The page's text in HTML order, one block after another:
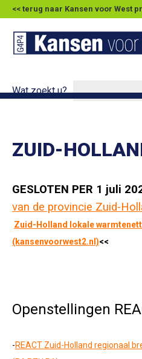
<< terug naar Kansen voor West
Wat zoekt u?
ZUID-
GESLOTEN PER 1 juli
van de provincie Zuid-
Zuid-Holland lokale
(kansenvoorwest2.nl)<<
Openstellingen
-REACT Zuid-Holland regionaal